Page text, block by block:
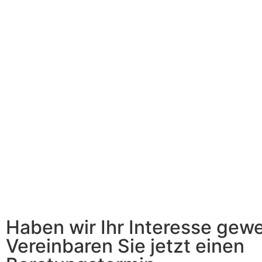
Haben wir Ihr Interesse
Vereinbaren Sie jetzt einen